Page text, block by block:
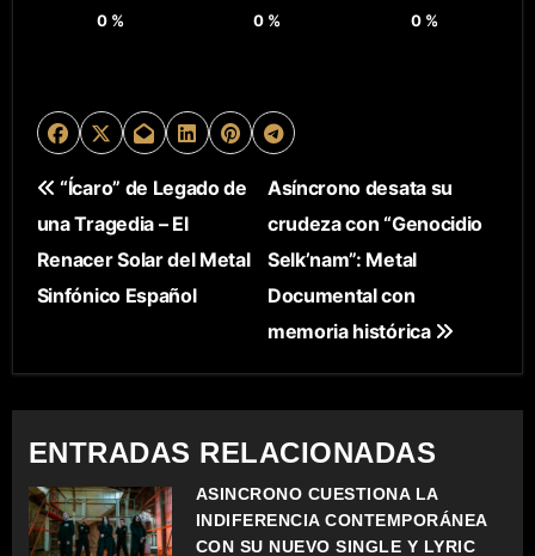
0%
0 %
0%
N
A
V
G
A
C
I
“Ícaro” de Legado de
una Tragedia – El
Renacer Solar del Metal
Sinfónico Español
Asíncrono desata su
crudeza con “Genocidio
Selk’nam”: Metal
Documental con
memoria histórica
ENTRADAS RELACIONADAS
ASÍNCRONO CUESTIONA LA
INDIFERENCIA CONTEMPORÁNEA
CON SU NUEVO SINGLE Y LYRIC